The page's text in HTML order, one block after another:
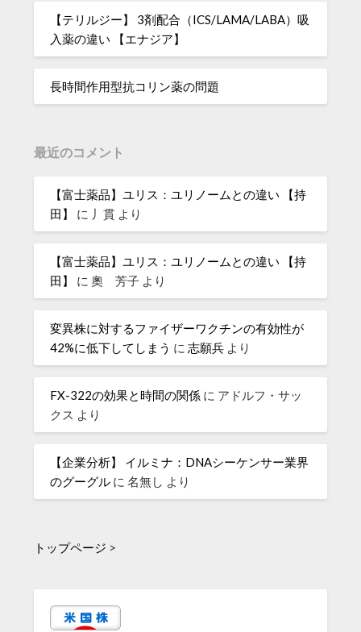
【テリルジー】 3剤配合（ICS/LAMA/LABA）吸
入薬の違い 【エナジア】
長時間作用型抗コリン薬の問題
最近のコメント
【富士薬品】ユリス：ユリノームとの違い 【持
田】
に 丿貫 より
【富士薬品】ユリス：ユリノームとの違い 【持
田】
に奧 芳子 より
変異株に対するファイザーワクチンの有効性が
42%に低下してしまう に志願兵 より
FX-322の効果と時間の関係 に アドルフ・サッ
クス より
【企業分析】 イルミナ：DNAシーケンサー業界
のグーグル に名無し より
トップページ >